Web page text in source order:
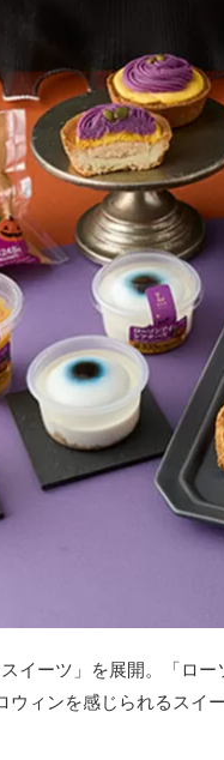
イーツ」を展開。「ロ
ウィンを感じられるスイ